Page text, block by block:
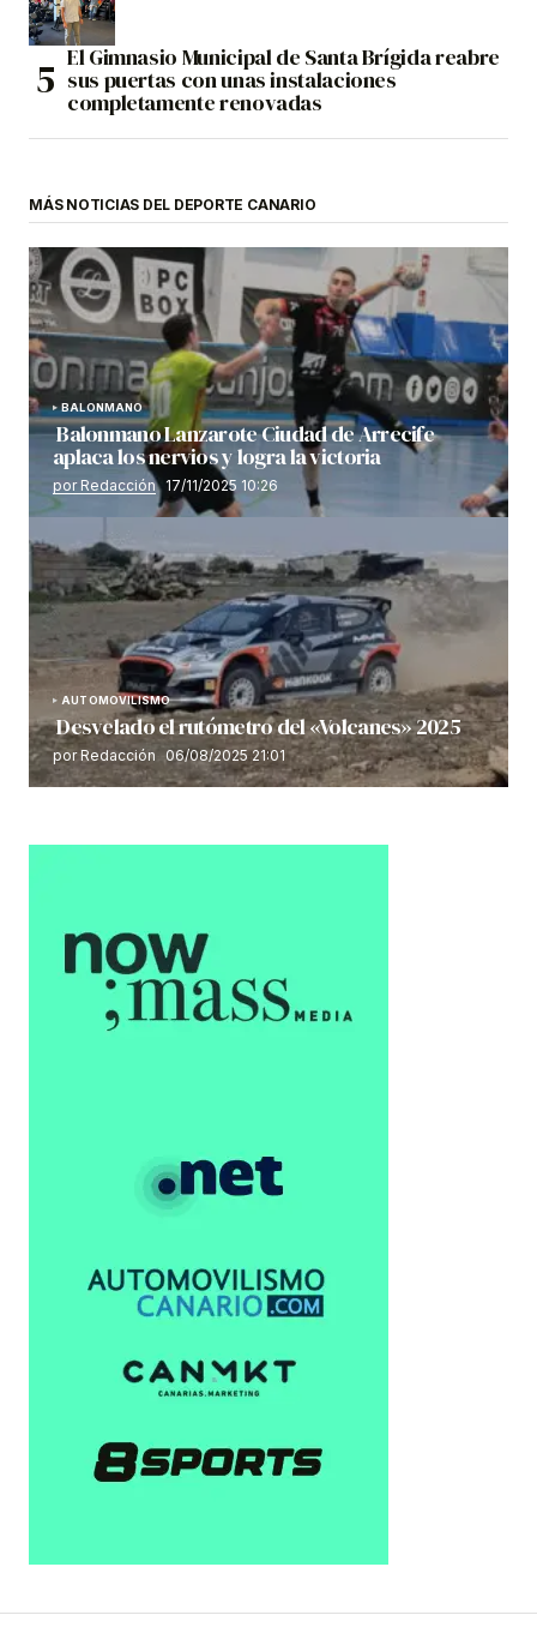
El Gimnasio Municipal de Santa Brígida reabre
sus puertas con unas instalaciones
completamente renovadas
MÁS NOTICIAS DEL DEPORTE CANARIO
BALONMANO
Balonmano Lanzarote Ciudad de Arrecife
aplaca los nervios y logra la victoria
por Redacción 17/11/2025 10:26
AUTOMOVILISMO
Desvelado el rutómetro del «Volcanes» 2025
por Redacción 06/08/2025 21:01